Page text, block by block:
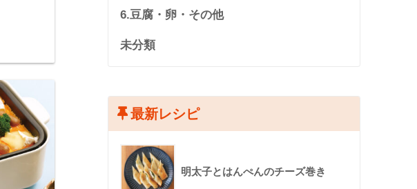
6.豆腐・卵・その他
未分類
最新レシピ
明太子とはんぺんのチーズ巻き